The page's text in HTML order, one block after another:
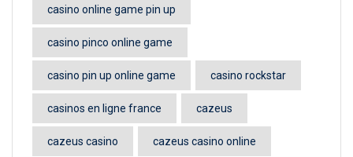
casino online game pin up
casino pinco online game
casino pin up online game casino rockstar
casinos en ligne france cazeus
cazeus casino cazeus casino online